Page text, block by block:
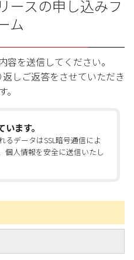
ースの申し込みフ
ム
を送信してください。
しご返答をさせていただき
。
ます。
るデータはSSL暗号通信によ
個人情報を安全に送信いたし